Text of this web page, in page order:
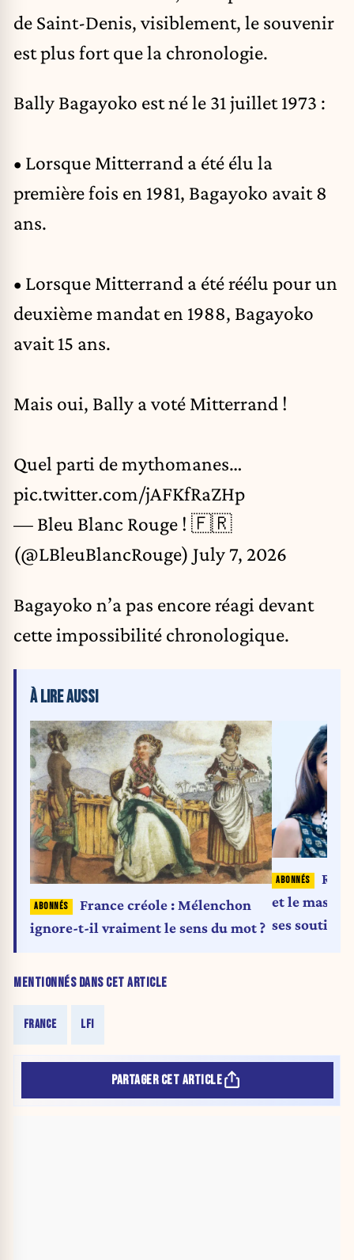
de Saint-Denis, visiblement, le souvenir
est plus fort que la chronologie.
Bally Bagayoko est né le 31 juillet 1973 :
• Lorsque Mitterrand a été élu la
première fois en 1981, Bagayoko avait 8
ans.
• Lorsque Mitterrand a été réélu pour un
deuxième mandat en 1988, Bagayoko
avait 15 ans.
Mais oui, Bally a voté Mitterrand !
Quel parti de mythomanes…
pic.twitter.com/jAFKfRaZHp
— Bleu Blanc Rouge ! 🇫🇷
(@LBleuBlancRouge) July 7, 2026
Bagayoko n’a pas encore réagi devant
cette impossibilité chronologique.
MENTIONNÉS DANS CET ARTICLE
FRANCE LFI
À LIRE AUSSI
France créole : Mélenchon
ignore-t-il vraiment le sens du mot ?
et le
ses
PARTAGER CET ARTICLE